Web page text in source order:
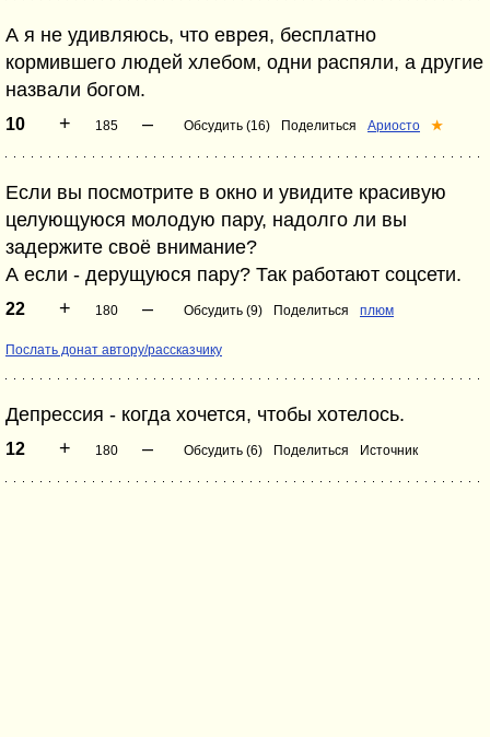
А я не удивляюсь, что еврея, бесплатно
кормившего людей хлебом, одни распяли, а другие
назвали богом.
10 + 185 – Обсудить (16) Поделиться Ариосто ★
Если вы посмотрите в окно и увидите красивую
целующуюся молодую пару, надолго ли вы
задержите своё внимание?
А если - дерущуюся пару? Так работают соцсети.
22 + 180 – Обсудить (9) Поделиться плюм
Послать донат автору/рассказчику
Депрессия - когда хочется, чтобы хотелось.
12 + 180 – Обсудить (6) Поделиться Источник